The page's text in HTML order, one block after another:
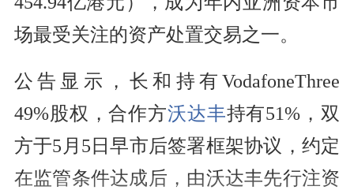
场最受关注的资产处置交易之一。
公告显示，长和持有VodafoneThree
49%股权，合作方沃达丰持有51%，双
方于5月5日早市后签署框架协议，约定
在监管条件达成后，由沃达丰先行注资